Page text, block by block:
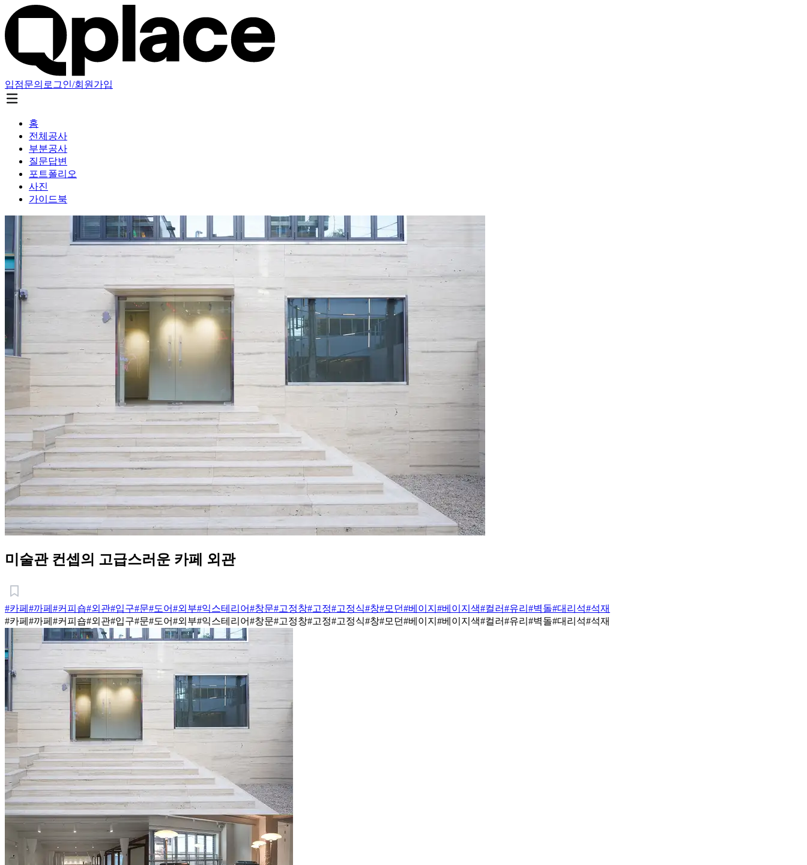
입점문의 로그인/회원가입
홈
전체공사
부분공사
질문답변
포트폴리오
사진
가이드북
미술관 컨셉의 고급스러운 카페 외관
#카페 #까페 #커피숍#외관#입구#문#도어#외부#익스테리어#창문#고정창#고정#고정식#창#모던#베이지 #베이지색#컬러#유리 #벽돌#대리석#석재
#카페 #까페 #커피숍#외관#입구#문#도어#외부#익스테리어#창문#고정창#고정#고정식#창#모던#베이지 #베이지색#컬러#유리 #벽돌#대리석#석재